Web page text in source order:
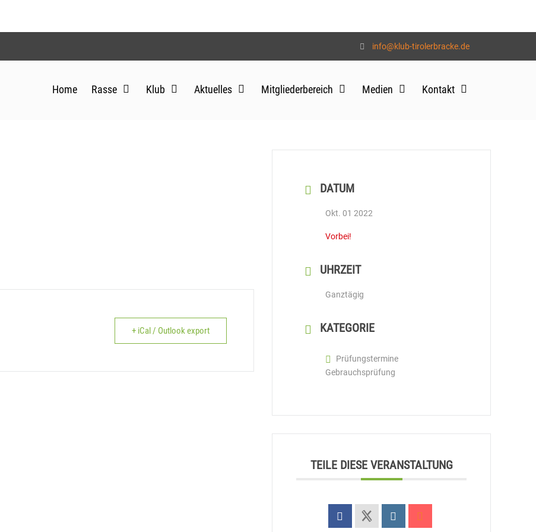
auf 15.2.2026
info@klub-tirolerbracke.de
Home Rasse Klub Aktuelles Mitgliederbereich Medien Kontakt
+ iCal / Outlook export
DATUM
Okt. 01 2022
Vorbei!
UHRZEIT
Ganztägig
KATEGORIE
Prüfungstermine
Gebrauchsprüfung
TEILE DIESE VERANSTALTUNG